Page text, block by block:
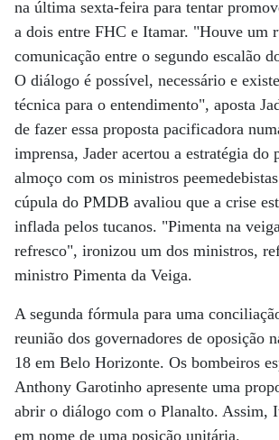
na última sexta-feira para tentar
a dois entre FHC e Itamar. "Houve um
comunicação entre o segundo escalão
O diálogo é possível, necessário e
técnica para o entendimento", aposta
de fazer essa proposta pacificadora
imprensa, Jader acertou a estratégia do
almoço com os ministros
cúpula do PMDB avaliou que a crise
inflada pelos tucanos. "Pimenta na
refresco", ironizou um dos ministros,
ministro Pimenta da Veiga.
A segunda fórmula para uma
reunião dos governadores de oposição
18 em Belo Horizonte. Os bombeiros
Anthony Garotinho apresente uma
abrir o diálogo com o Planalto. Assim,
em nome de uma posição unitária.